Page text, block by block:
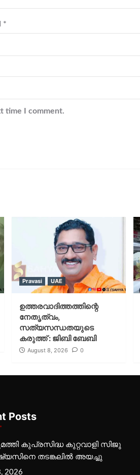
*
time I comment.
Pravasi UAE
ഉത്തരവാദിത്തത്തിന്റെ
നേതൃത്വം,
സത്യസന്ധതയുടെ
കരുത്ത് : ജിബി ബേബി
August 8, 2026 0
Posts
കുപ്രസിദ്ധ കുറ്റവാളി സിജു
തടങ്കലിൽ അയച്ചു
2026